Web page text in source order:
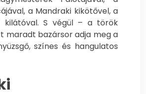
a Mandraki kikötővel, a
S végül – a török
maradt bazársor adja meg a
színes és hangulatos